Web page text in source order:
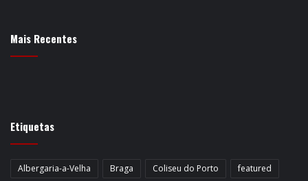
Mais Recentes
Etiquetas
Albergaria-a-Velha Braga Coliseu do Porto
featured